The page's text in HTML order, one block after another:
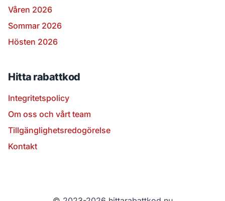
Våren 2026
Sommar 2026
Hösten 2026
Hitta rabattkod
Integritetspolicy
Om oss och vårt team
Tillgänglighetsredogörelse
Kontakt